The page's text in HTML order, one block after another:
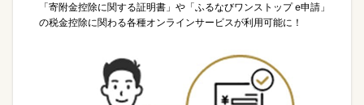
「寄附金控除に関する証明書」や「ふるなびワンストップ e申請」
の税金控除に関わる各種オンラインサービスが利用可能に！